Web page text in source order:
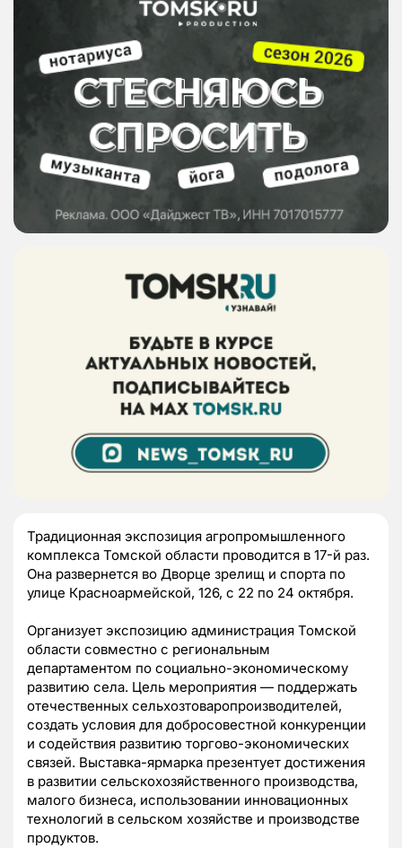
Традиционная экспозиция агропромышленного
комплекса Томской области проводится в 17-й раз.
Она развернется во Дворце зрелищ и спорта по
улице Красноармейской, 126, с 22 по 24 октября.
Организует экспозицию администрация Томской
области совместно с региональным
департаментом по социально-экономическому
развитию села. Цель мероприятия — поддержать
отечественных сельхозтоваропроизводителей,
создать условия для добросовестной конкуренции
и содействия развитию торгово-экономических
связей. Выставка-ярмарка презентует достижения
в развитии сельскохозяйственного производства,
малого бизнеса, использовании инновационных
технологий в сельском хозяйстве и производстве
продуктов.